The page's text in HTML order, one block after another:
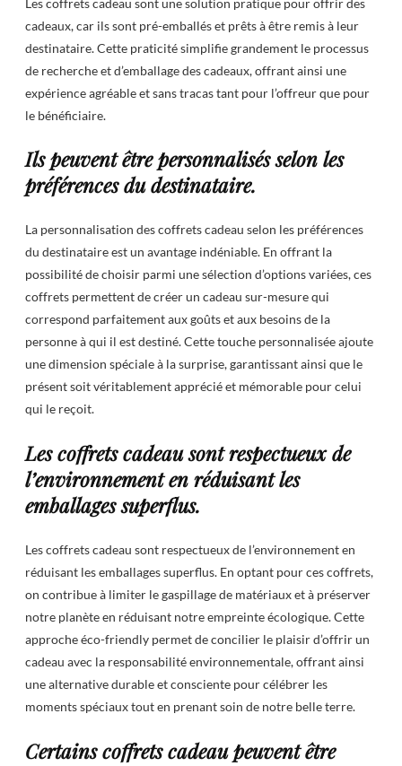
cadeaux, car ils sont pré-emballés et prêts à être remis à leur
destinataire. Cette praticité simplifie grandement le processus
de recherche et d’emballage des cadeaux, offrant ainsi une
expérience agréable et sans tracas tant pour l’offreur que pour
le bénéficiaire.
Ils peuvent être personnalisés selon les
préférences du destinataire.
La personnalisation des coffrets cadeau selon les préférences
du destinataire est un avantage indéniable. En offrant la
possibilité de choisir parmi une sélection d’options variées, ces
coffrets permettent de créer un cadeau sur-mesure qui
correspond parfaitement aux goûts et aux besoins de la
personne à qui il est destiné. Cette touche personnalisée ajoute
une dimension spéciale à la surprise, garantissant ainsi que le
présent soit véritablement apprécié et mémorable pour celui
qui le reçoit.
Les coffrets cadeau sont respectueux de
l’environnement en réduisant les
emballages superflus.
Les coffrets cadeau sont respectueux de l’environnement en
réduisant les emballages superflus. En optant pour ces coffrets,
on contribue à limiter le gaspillage de matériaux et à préserver
notre planète en réduisant notre empreinte écologique. Cette
approche éco-friendly permet de concilier le plaisir d’offrir un
cadeau avec la responsabilité environnementale, offrant ainsi
une alternative durable et consciente pour célébrer les
moments spéciaux tout en prenant soin de notre belle terre.
Certains coffrets cadeau peuvent être